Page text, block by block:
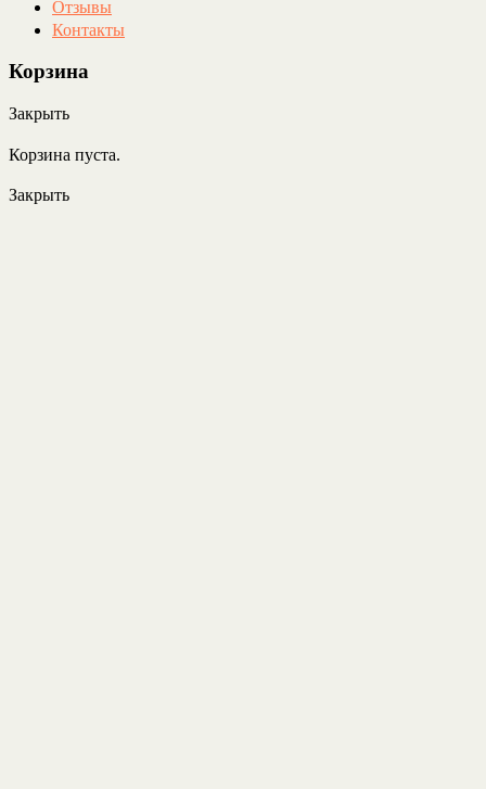
Отзывы
Контакты
Корзина
Закрыть
Корзина пуста.
Закрыть